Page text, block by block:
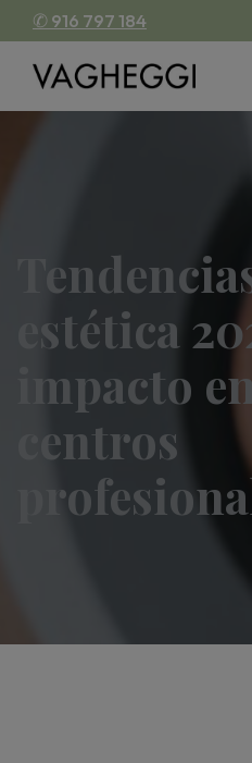
✆ 916 797 184
estética
impacto
centros